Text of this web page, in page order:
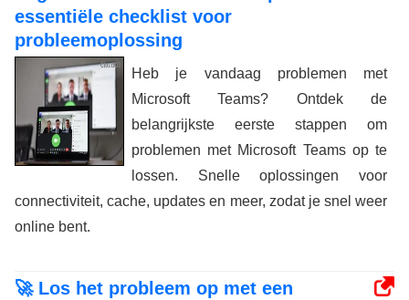
essentiële checklist voor
probleemoplossing
Heb je vandaag problemen met
Microsoft Teams? Ontdek de
belangrijkste eerste stappen om
problemen met Microsoft Teams op te
lossen. Snelle oplossingen voor
connectiviteit, cache, updates en meer, zodat je snel weer
online bent.
🚀 Los het probleem op met een